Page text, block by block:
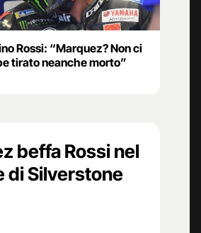
Rossi: “Marquez? Non ci
tirato neanche morto”
beffa Rossi nel
di Silverstone